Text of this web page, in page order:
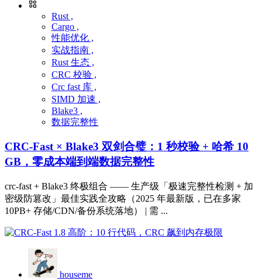
Rust ,
Cargo ,
性能优化 ,
实战指南 ,
Rust 生态 ,
CRC 校验 ,
Crc fast 库 ,
SIMD 加速 ,
Blake3 ,
数据完整性
CRC-Fast × Blake3 双剑合璧：1 秒校验 + 哈希 10
GB，零成本端到端数据完整性
crc-fast + Blake3 终极组合 —— 生产级「极速完整性检测 + 加
密级防篡改」最佳实践全攻略（2025 年最新版，已在多家
10PB+ 存储/CDN/备份系统落地） | 需 ...
houseme